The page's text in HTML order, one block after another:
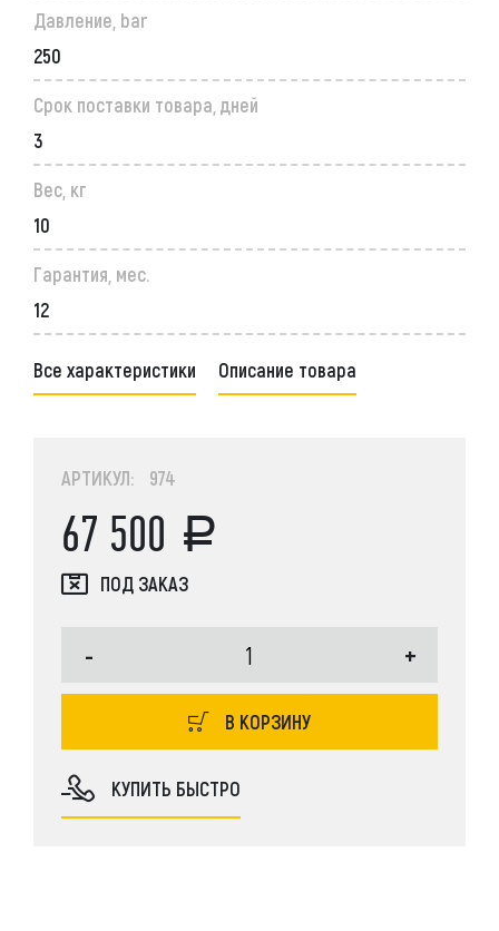
Давление, bar
250
Срок поставки товара, дней
3
Вес, кг
10
Гарантия, мес.
12
Все характеристики Описание товара
АРТИКУЛ: 974
67 500
ПОД ЗАКАЗ
- +
В КОРЗИНУ
КУПИТЬ БЫСТРО